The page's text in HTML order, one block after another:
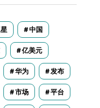
中国
亿美元
华为 发布
市场 平台